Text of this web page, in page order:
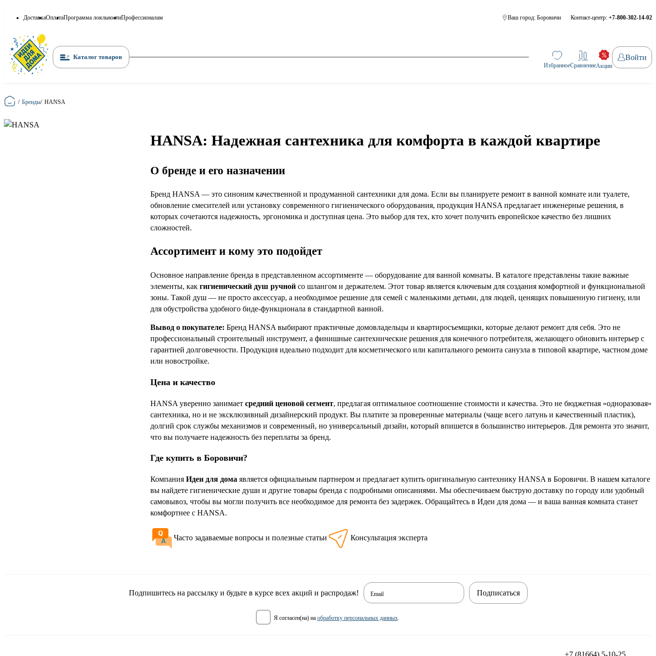
ДоставкаОплатаПрограмма лояльностиПрофессионалам Ваш город: Боровичи Контакт-центр: +7-800-302-14-02
Каталог товаров
ИзбранноеСравнениеАкции
Войти
Главная
/ Бренды/ HANSA
HANSA: Надежная сантехника для комфорта в каждой квартире
О бренде и его назначении
Бренд HANSA — это синоним качественной и продуманной сантехники для дома. Если вы планируете ремонт в ванной комнате или туалете,
обновление смесителей или установку современного гигиенического оборудования, продукция HANSA предлагает инженерные решения, в
которых сочетаются надежность, эргономика и доступная цена. Это выбор для тех, кто хочет получить европейское качество без лишних
сложностей.
Ассортимент и кому это подойдет
Основное направление бренда в представленном ассортименте — оборудование для ванной комнаты. В каталоге представлены такие важные
элементы, как гигиенический душ ручной со шлангом и держателем. Этот товар является ключевым для создания комфортной и функциональной
зоны. Такой душ — не просто аксессуар, а необходимое решение для семей с маленькими детьми, для людей, ценящих повышенную гигиену, или
для обустройства удобного биде-функционала в стандартной ванной.
Вывод о покупателе: Бренд HANSA выбирают практичные домовладельцы и квартиросъемщики, которые делают ремонт для себя. Это не
профессиональный строительный инструмент, а финишные сантехнические решения для конечного потребителя, желающего обновить интерьер с
гарантией долговечности. Продукция идеально подходит для косметического или капитального ремонта санузла в типовой квартире, частном доме
или новостройке.
Цена и качество
HANSA уверенно занимает средний ценовой сегмент, предлагая оптимальное соотношение стоимости и качества. Это не бюджетная «одноразовая»
сантехника, но и не эксклюзивный дизайнерский продукт. Вы платите за проверенные материалы (чаще всего латунь и качественный пластик),
долгий срок службы механизмов и современный, но универсальный дизайн, который впишется в большинство интерьеров. Для ремонта это значит,
что вы получаете надежность без переплаты за бренд.
Где купить в Боровичи?
Компания Идеи для дома является официальным партнером и предлагает купить оригинальную сантехнику HANSA в Боровичи. В нашем каталоге
вы найдете гигиенические души и другие товары бренда с подробными описаниями. Мы обеспечиваем быструю доставку по городу или удобный
самовывоз, чтобы вы могли получить все необходимое для ремонта без задержек. Обращайтесь в Идеи для дома — и ваша ванная комната станет
комфортнее с HANSA.
Часто задаваемые вопросы и полезные статьи Консультация эксперта
Подпишитесь на рассылку и будьте в курсе всех акций и распродаж! Email
я согласен(на) на обработку персональных данных.
Подписаться
+7 (81664) 5-10-25